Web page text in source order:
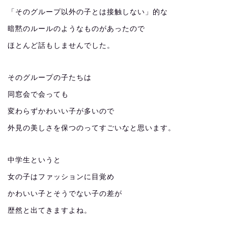
「そのグループ以外の子とは接触しない」的な
暗黙のルールのようなものがあったので
ほとんど話もしませんでした。
そのグループの子たちは
同窓会で会っても
変わらずかわいい子が多いので
外見の美しさを保つのってすごいなと思います。
中学生というと
女の子はファッションに目覚め
かわいい子とそうでない子の差が
歴然と出てきますよね。